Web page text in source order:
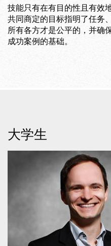
技能只有在有目的性且有效
共同商定的目标指明了任务
所有各方才是公平的，并确
成功案例的基础。
大学生